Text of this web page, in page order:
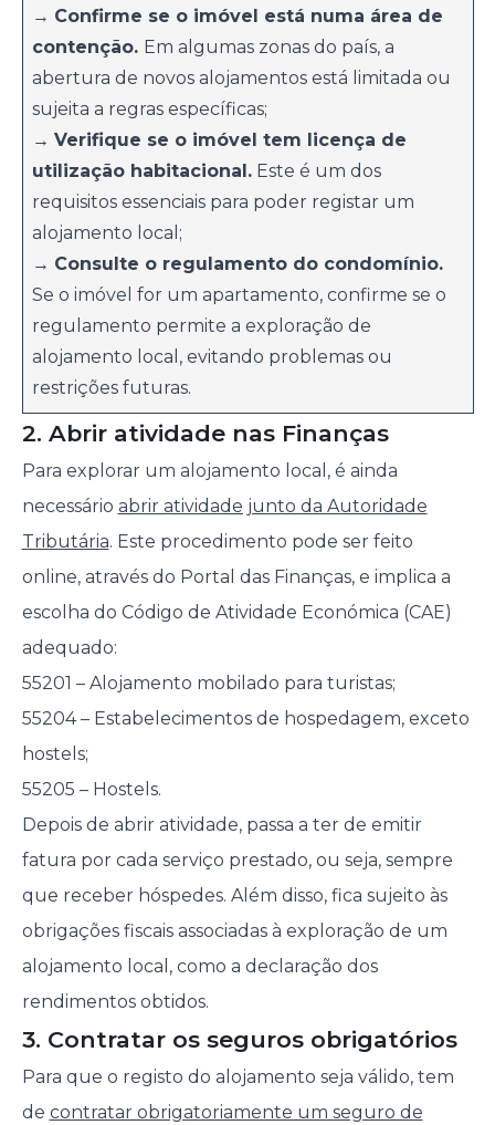
→ Confirme se o imóvel está numa área de
contenção. Em algumas zonas do país, a
abertura de novos alojamentos está limitada ou
sujeita a regras específicas;
→ Verifique se o imóvel tem licença de
utilização habitacional.Este é um dos
requisitos essenciais para poder registar um
alojamento local;
→ Consulte o regulamento do condomínio.
Se o imóvel for um apartamento, confirme se o
regulamento permite a exploração de
alojamento local, evitando problemas ou
restrições futuras.
2. Abrir atividade nas Finanças
Para explorar um alojamento local, é ainda
necessário abrir atividade junto da Autoridade
Tributária. Este procedimento pode ser feito
online, através do Portal das Finanças, e implica a
escolha do Código de Atividade Económica (CAE)
adequado:
55201 – Alojamento mobilado para turistas;
55204 – Estabelecimentos de hospedagem, exceto
hostels;
55205 – Hostels.
Depois de abrir atividade, passa a ter de emitir
fatura por cada serviço prestado, ou seja, sempre
que receber hóspedes. Além disso, fica sujeito às
obrigações fiscais associadas à exploração de um
alojamento local, como a declaração dos
rendimentos obtidos.
3. Contratar os seguros obrigatórios
Para que o registo do alojamento seja válido, tem
de contratar obrigatoriamente um seguro de